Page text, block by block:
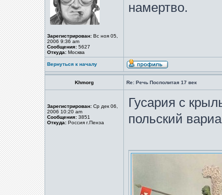
Зарегистрирован: Вс ноя 05,
2006 9:36 am
Сообщения: 5627
Откуда: Москва
намертво.
Вернуться к началу
Khmorg Re: Речь Посполитая 17 век
Зарегистрирован: Ср дек 06,
2006 10:20 am
Сообщения: 3851
Откуда: Россия г.Пенза
Гусария с
польский